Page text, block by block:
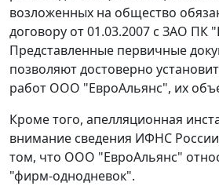
возложенных на общество
договору от 01.03.2007 с ЗАО ПК
Представленные первичные
позволяют достоверно
работ ООО "ЕвроАльянс", их
Кроме того, апелляционная
внимание сведения ИФНС
том, что ООО "ЕвроАльянс"
"фирм-однодневок".